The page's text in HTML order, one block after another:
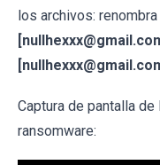
los archivos: renombra
[
Captura de pantalla
ransomware: